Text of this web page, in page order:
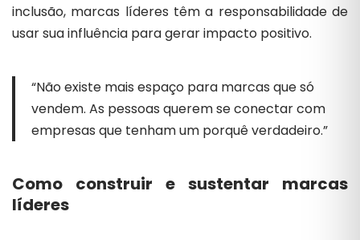
inclusão, marcas líderes têm a responsabilidade de
usar sua influência para gerar impacto positivo.
“Não existe mais espaço para marcas que só
vendem. As pessoas querem se conectar com
empresas que tenham um porquê verdadeiro.”
Como construir e sustentar marcas
líderes